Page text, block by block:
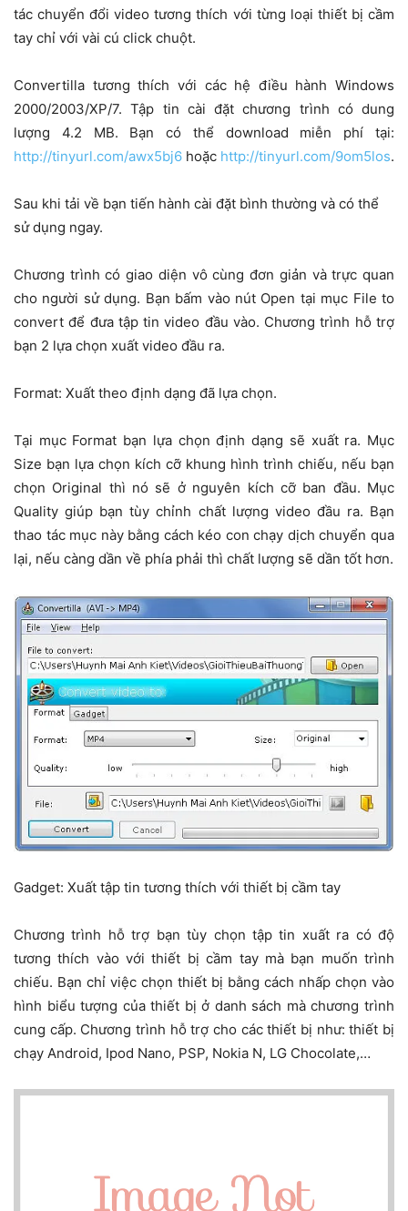
tác chuyển đổi video tương thích với từng loại thiết bị cầm
tay chỉ với vài cú click chuột.
Convertilla tương thích với các hệ điều hành Windows
2000/2003/XP/7. Tập tin cài đặt chương trình có dung
lượng 4.2 MB. Bạn có thể download miễn phí tại:
http://tinyurl.com/awx5bj6 hoặc http://tinyurl.com/9om5los.
Sau khi tải về bạn tiến hành cài đặt bình thường và có thể
sử dụng ngay.
Chương trình có giao diện vô cùng đơn giản và trực quan
cho người sử dụng. Bạn bấm vào nút Open tại mục File to
convert để đưa tập tin video đầu vào. Chương trình hỗ trợ
bạn 2 lựa chọn xuất video đầu ra.
Format: Xuất theo định dạng đã lựa chọn.
Tại mục Format bạn lựa chọn định dạng sẽ xuất ra. Mục
Size bạn lựa chọn kích cỡ khung hình trình chiếu, nếu bạn
chọn Original thì nó sẽ ở nguyên kích cỡ ban đầu. Mục
Quality giúp bạn tùy chỉnh chất lượng video đầu ra. Bạn
thao tác mục này bằng cách kéo con chạy dịch chuyển qua
lại, nếu càng dần về phía phải thì chất lượng sẽ dần tốt hơn.
Gadget: Xuất tập tin tương thích với thiết bị cầm tay
Chương trình hỗ trợ bạn tùy chọn tập tin xuất ra có độ
tương thích vào với thiết bị cầm tay mà bạn muốn trình
chiếu. Bạn chỉ việc chọn thiết bị bằng cách nhấp chọn vào
hình biểu tượng của thiết bị ở danh sách mà chương trình
cung cấp. Chương trình hỗ trợ cho các thiết bị như: thiết bị
chạy Android, Ipod Nano, PSP, Nokia N, LG Chocolate,…